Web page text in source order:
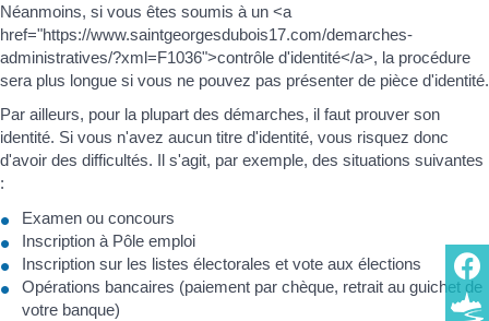
Néanmoins, si vous êtes soumis à un <a
href="https://www.saintgeorgesdubois17.com/demarches-
administratives/?xml=F1036">contrôle d'identité</a>, la procédure
sera plus longue si vous ne pouvez pas présenter de pièce d'identité.
Par ailleurs, pour la plupart des démarches, il faut prouver son
identité. Si vous n'avez aucun titre d'identité, vous risquez donc
d'avoir des difficultés. Il s'agit, par exemple, des situations suivantes
:
Examen ou concours
Inscription à Pôle emploi
Inscription sur les listes électorales et vote aux élections
Opérations bancaires (paiement par chèque, retrait au guichet de
votre banque)